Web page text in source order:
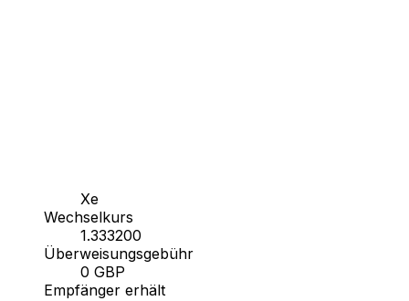
Xe
Wechselkurs
1.333200
Überweisungsgebühr
0 GBP
Empfänger erhält